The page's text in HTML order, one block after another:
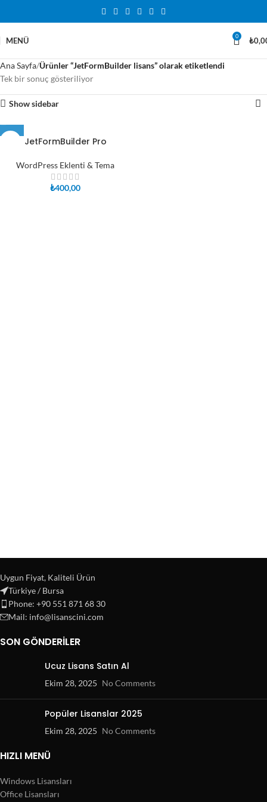
MENÜ 0 ₺
Ana Sayfa Ürünler “JetFormBuilder lisans” olarak etiketlendi
Tek bir sonuç gösteriliyor
Show sidebar
JetFormBuilder Pro
WordPress Eklenti & Tema
₺400,00
Uygun Fiyat, Kaliteli Ürün
Türkiye / Bursa
Phone: +90 551 871 68 30
Mail: info@lisanscini.com
SON GÖNDERILER
Ucuz Lisans Satın Al
Ekim 28, 2025 No Comments
Popüler Lisanslar 2025
Ekim 28, 2025 No Comments
HIZLI MENÜ
Windows Lisansları
Office Lisansları